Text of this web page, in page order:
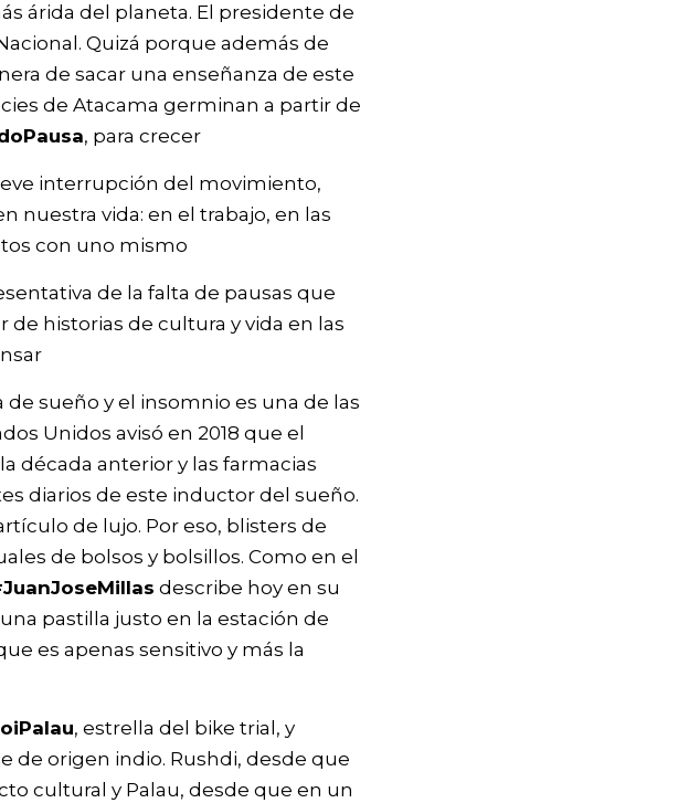
árida del planeta. El presidente de
Quizá porque además de
de sacar una enseñanza de este
de Atacama germinan a partir de
, para crecer
interrupción del movimiento,
nuestra vida: en el trabajo, en las
con uno mismo
de la falta de pausas que
de historias de cultura y vida en las
de sueño y el insomnio es una de las
Unidos avisó en 2018 que el
década anterior y las farmacias
diarios de este inductor del sueño.
de lujo. Por eso, blisters de
de bolsos y bolsillos. Como en el
describe hoy en su
pastilla justo en la estación de
es apenas sensitivo y más la
, estrella del bike trial, y
de origen indio. Rushdi, desde que
cultural y Palau, desde que en un